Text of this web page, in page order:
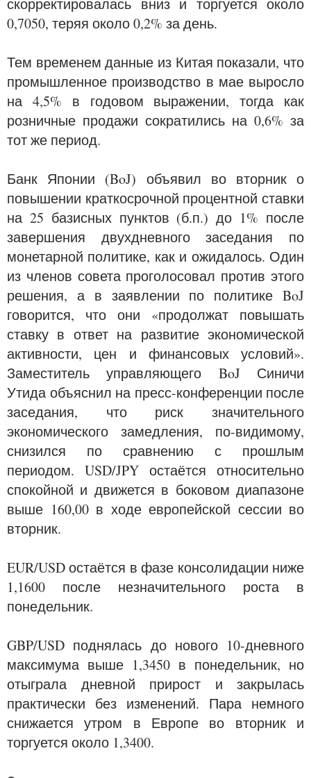
скорректировалась вниз и торгуется около
0,7050, теряя около 0,2% за день.
Тем временем данные из Китая показали, что
промышленное производство в мае выросло
на 4,5% в годовом выражении, тогда как
розничные продажи сократились на 0,6% за
тот же период.
Банк Японии (BoJ) объявил во вторник о
повышении краткосрочной процентной ставки
на 25 базисных пунктов (б.п.) до 1% после
завершения двухдневного заседания по
монетарной политике, как и ожидалось. Один
из членов совета проголосовал против этого
решения, а в заявлении по политике BoJ
говорится, что они «продолжат повышать
ставку в ответ на развитие экономической
активности, цен и финансовых условий».
Заместитель управляющего BoJ Синичи
Утида объяснил на пресс-конференции после
заседания, что риск значительного
экономического замедления, по-видимому,
снизился по сравнению с прошлым
периодом. USD/JPY остаётся относительно
спокойной и движется в боковом диапазоне
выше 160,00 в ходе европейской сессии во
вторник.
EUR/USD остаётся в фазе консолидации ниже
1,1600 после незначительного роста в
понедельник.
GBP/USD поднялась до нового 10-дневного
максимума выше 1,3450 в понедельник, но
отыграла дневной прирост и закрылась
практически без изменений. Пара немного
снижается утром в Европе во вторник и
торгуется около 1,3400.